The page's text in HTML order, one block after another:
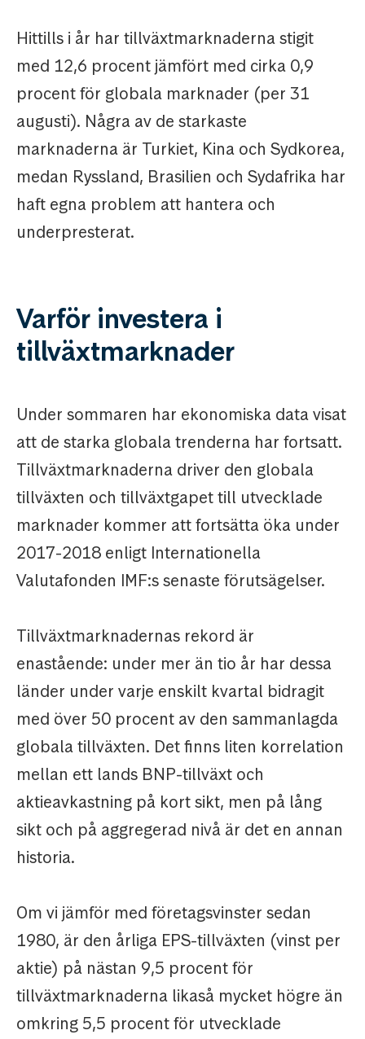
Hittills i år har tillväxtmarknaderna stigit
med 12,6 procent jämfört med cirka 0,9
procent för globala marknader (per 31
augusti). Några av de starkaste
marknaderna är Turkiet, Kina och Sydkorea,
medan Ryssland, Brasilien och Sydafrika har
haft egna problem att hantera och
underpresterat.
Varför investera i
tillväxtmarknader
Under sommaren har ekonomiska data visat
att de starka globala trenderna har fortsatt.
Tillväxtmarknaderna driver den globala
tillväxten och tillväxtgapet till utvecklade
marknader kommer att fortsätta öka under
2017-2018 enligt Internationella
Valutafonden IMF:s senaste förutsägelser.
Tillväxtmarknadernas rekord är
enastående: under mer än tio år har dessa
länder under varje enskilt kvartal bidragit
med över 50 procent av den sammanlagda
globala tillväxten. Det finns liten korrelation
mellan ett lands BNP-tillväxt och
aktieavkastning på kort sikt, men på lång
sikt och på aggregerad nivå är det en annan
historia.
Om vi jämför med företagsvinster sedan
1980, är den årliga EPS-tillväxten (vinst per
aktie) på nästan 9,5 procent för
tillväxtmarknaderna likaså mycket högre än
omkring 5,5 procent för utvecklade